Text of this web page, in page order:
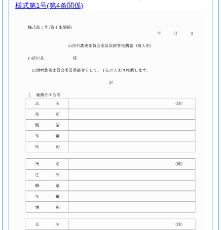
様式第1号(第4条関係)